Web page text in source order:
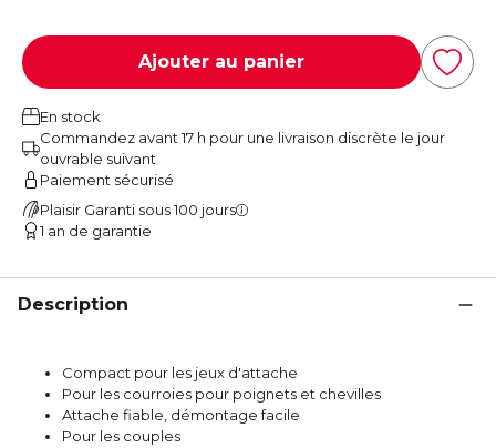
Ajouter au panier
En stock
Commandez avant 17 h pour une livraison discrète le jour
ouvrable suivant
Paiement sécurisé
Plaisir Garanti sous 100 jours
1 an de garantie
Description
Compact pour les jeux d'attache
Pour les courroies pour poignets et chevilles
Attache fiable, démontage facile
Pour les couples